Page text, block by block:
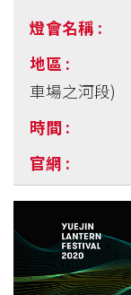
車場之河段)